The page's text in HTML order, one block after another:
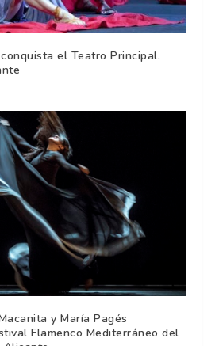
el Teatro Principal.
y María Pagés
Flamenco Mediterráneo del